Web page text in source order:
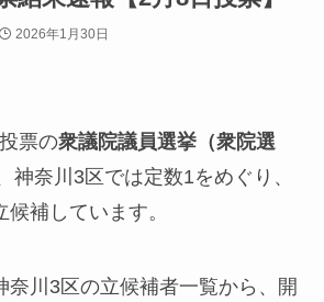
2026年1月30日
票の衆議院議員選挙（衆院選
神奈川3区では定数1をめぐり、
補しています。
奈川3区の立候補者一覧から、開